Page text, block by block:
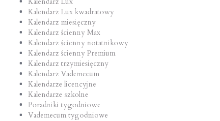
Kalendarz Lux kwadratowy
Kalendarz miesięczny
Kalendarz ścienny Max
Kalendarz ścienny notatnikowy
Kalendarz ścienny Premium
Kalendarz trzymiesięczny
Kalendarz Vademecum
Kalendarze licencyjne
Kalendarze szkolne
Poradniki tygodniowe
Vademecum tygodniowe